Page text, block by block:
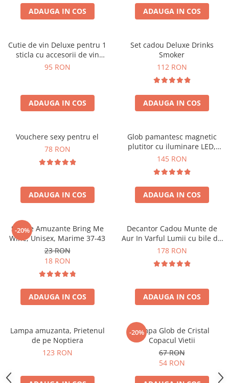
ADAUGA IN COS ADAUGA IN COS
Cutie de vin Deluxe pentru 1
sticla cu accesorii de vin
incluse interior oranj
95 RON
ADAUGA IN COS
Set cadou Deluxe Drinks
Smoker
112 RON
ADAUGA IN COS
Vouchere sexy pentru el
78 RON
ADAUGA IN COS
Glob pamantesc magnetic
plutitor cu iluminare LED,
Forma C
145 RON
ADAUGA IN COS
-20%
Sosete Amuzante Bring Me
Wine, Unisex, Marime 37-43
23 RON
18 RON
ADAUGA IN COS
Decantor Cadou Munte de
Aur In Varful Lumii cu bile de
curatare
178 RON
ADAUGA IN COS
Lampa amuzanta, Prietenul
de pe Noptiera
123 RON
-20%
Lampa Glob de Cristal
Copacul Vietii
67 RON
54 RON